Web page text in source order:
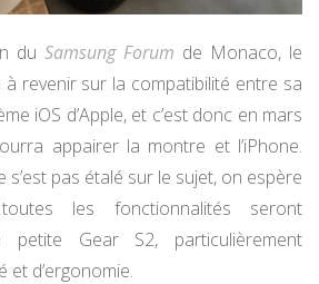
du Samsung Forum de Monaco, le
revenir sur la compatibilité entre sa
iOS d’Apple, et c’est donc en mars
appairer la montre et l’iPhone.
s’est pas étalé sur le sujet, on espère
les fonctionnalités seront
Gear S2, particulièrement
et d’ergonomie.